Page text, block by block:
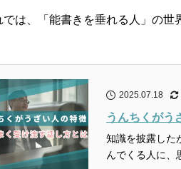
では、「能書きを垂れる人」の世
2025.07.18
うんちくがう
知識を披露した
んでくる人に、